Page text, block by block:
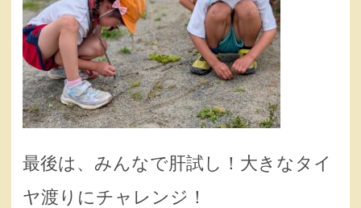
最後は、みんなで肝試し！大きなタイ
ヤ渡りにチャレンジ！